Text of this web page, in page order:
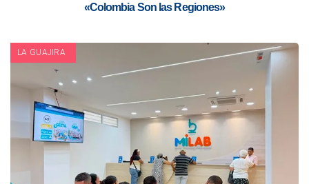
«Colombia Son las Regiones»
LA GUAJIRA